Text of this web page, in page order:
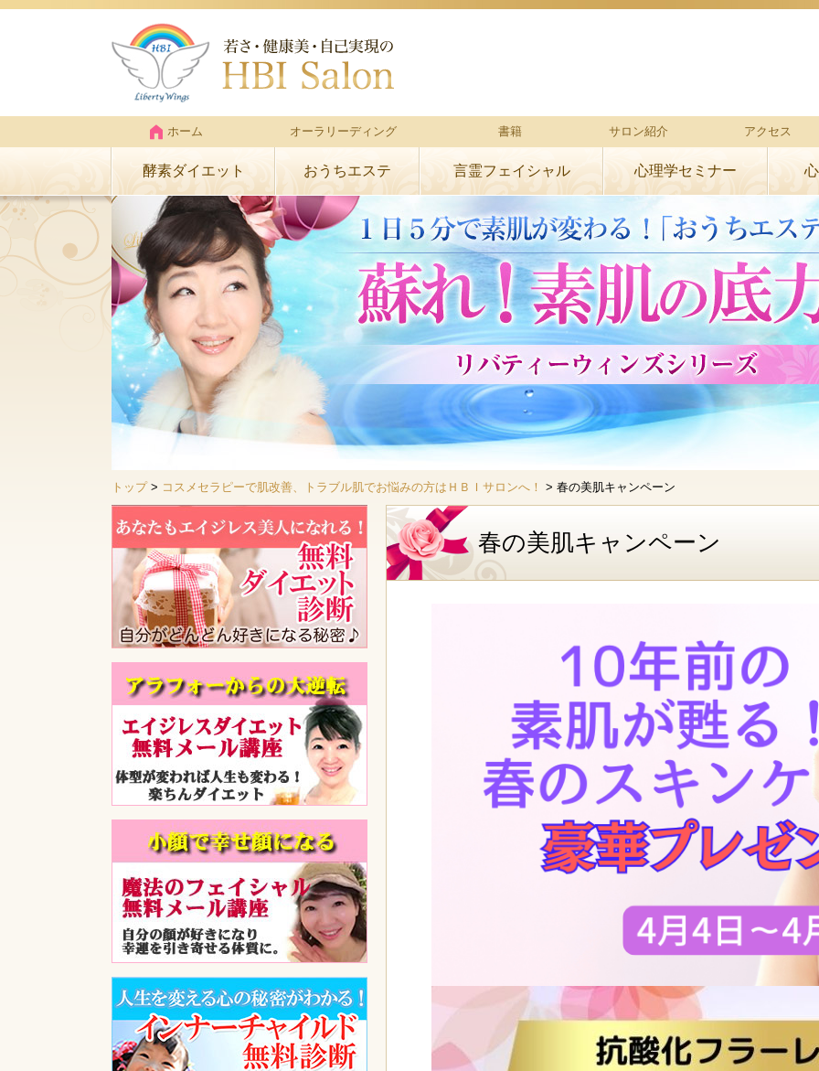
ホーム オーラリーディング 書籍 サロン紹介 アクセス
酵素ダイエット おうちエステ 言霊フェイシャル 心理学セミナー
トップ> コスメセラピーで肌改善、トラブル肌でお悩みの方はＨＢＩサロンへ！ > 春の美肌キャンペーン
春の美肌キャンペーン